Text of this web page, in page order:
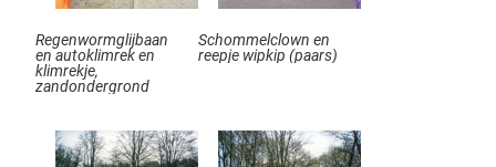
Regenwormglijbaan
en autoklimrek en
klimrekje,
zandondergrond
Schommelclown en
reepje wipkip (paars)